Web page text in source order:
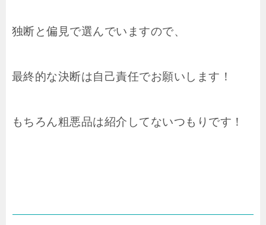
独断と偏見で選んでいますので、
最終的な決断は自己責任でお願いします！
もちろん粗悪品は紹介してないつもりです！